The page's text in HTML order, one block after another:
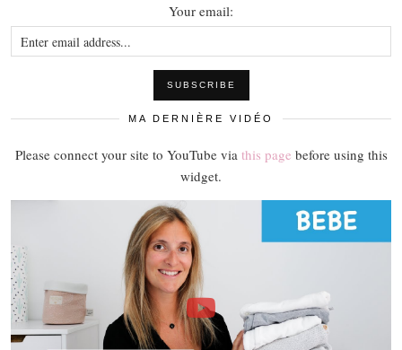
Your email:
MA DERNIÈRE VIDÉO
Please connect your site to YouTube via this page before using this
widget.